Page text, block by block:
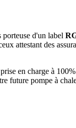
d'un label
attestant des
en charge à
future pompe à